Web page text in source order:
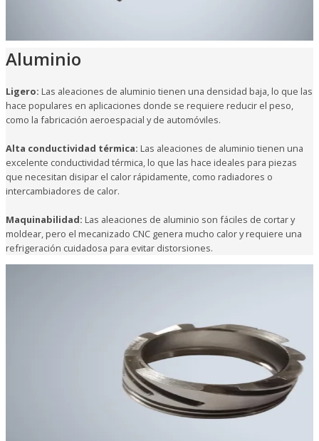
Aluminio
Ligero: Las aleaciones de aluminio tienen una densidad baja, lo que las
hace populares en aplicaciones donde se requiere reducir el peso,
como la fabricación aeroespacial y de automóviles.
Alta conductividad térmica: Las aleaciones de aluminio tienen una
excelente conductividad térmica, lo que las hace ideales para piezas
que necesitan disipar el calor rápidamente, como radiadores o
intercambiadores de calor.
Maquinabilidad: Las aleaciones de aluminio son fáciles de cortar y
moldear, pero el mecanizado CNC genera mucho calor y requiere una
refrigeración cuidadosa para evitar distorsiones.